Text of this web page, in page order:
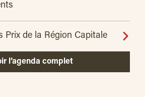
Prix de la Région Capitale
l’agenda complet